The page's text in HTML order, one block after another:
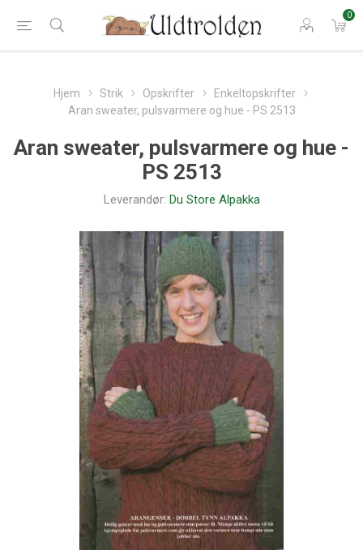
0
Hjem Strik Opskrifter
Enkeltopskrifter
Aran sweater, pulsvarmere og hue - PS 2513
Aran sweater, pulsvarmere og hue -
PS 2513
Leverandør: Du Store Alpakka